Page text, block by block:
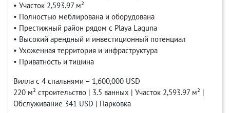
• Участок 2,593.97 м²
• Полностью меблирована и оборудована
• Престижный район рядом с Playa Laguna
• Высокий арендный и инвестиционный потенциал
• Ухоженная территория и инфраструктура
• Приватность и тишина
Вилла с 4 спальнями – 1,600,000 USD
220 м² строительство | 3.5 ванных | Участок 2,593.97 м² |
Обслуживание 341 USD | Парковка